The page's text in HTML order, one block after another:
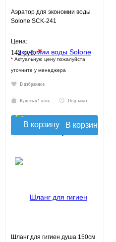
Аэратор для экономии воды
Solone SCK-241
Цена:
142 руб.*
* Актуальную цену пожалуйста
уточните у менеджера
В избранное
Купить в 1 клик Под заказ
В корзину
Шланг для гигиен душа 150см